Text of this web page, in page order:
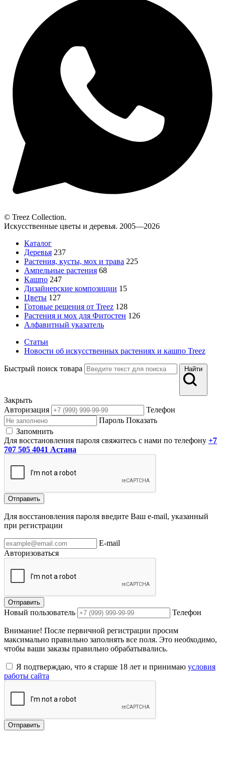
© Treez Collection.
Искусственные цветы и деревья. 2005—2026
Каталог
Деревья 237
Растения, кусты, мох и трава 225
Ампельные растения 68
Кашпо 247
Дизайнерские композиции 15
Цветы 127
Готовые решения от Treez 128
Растения и мох для Фитостен 126
Алфавитный указатель
Статьи
Новости об искусственных растениях и кашпо Treez
Быстрый поиск товара Найти
Закрыть
Авторизация
Телефон
Пароль Показать
Запомнить
Для восстановления пароля свяжитесь с нами по телефону +7
707 505 4041 Астана
Отправить
Для восстановления пароля введите Ваш e-mail, указанный
при регистрации
E-mail
Авторизоваться
Отправить
Новый пользователь Телефон
Внимание! После первичной регистрации просим
максимально правильно заполнять все поля. Это необходимо,
чтобы ваши заказы правильно обрабатывались.
Я подтверждаю, что я старше 18 лет и принимаю условия
работы сайта
Отправить